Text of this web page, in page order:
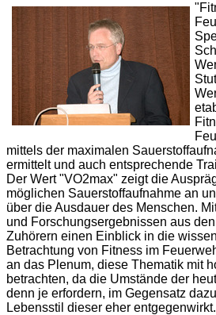
mittels der maximalen
ermittelt und auch entsprechende
Der Wert "VO2max" zeigt die
möglichen Sauerstoffaufnahme an
über die Ausdauer des Menschen.
und Forschungsergebnissen aus
Zuhörern einen Einblick in die
Betrachtung von Fitness im
an das Plenum, diese Thematik mit
betrachten, da die Umstände der
denn je erfordern, im Gegensatz
Lebensstil dieser eher entgegenwirkt.